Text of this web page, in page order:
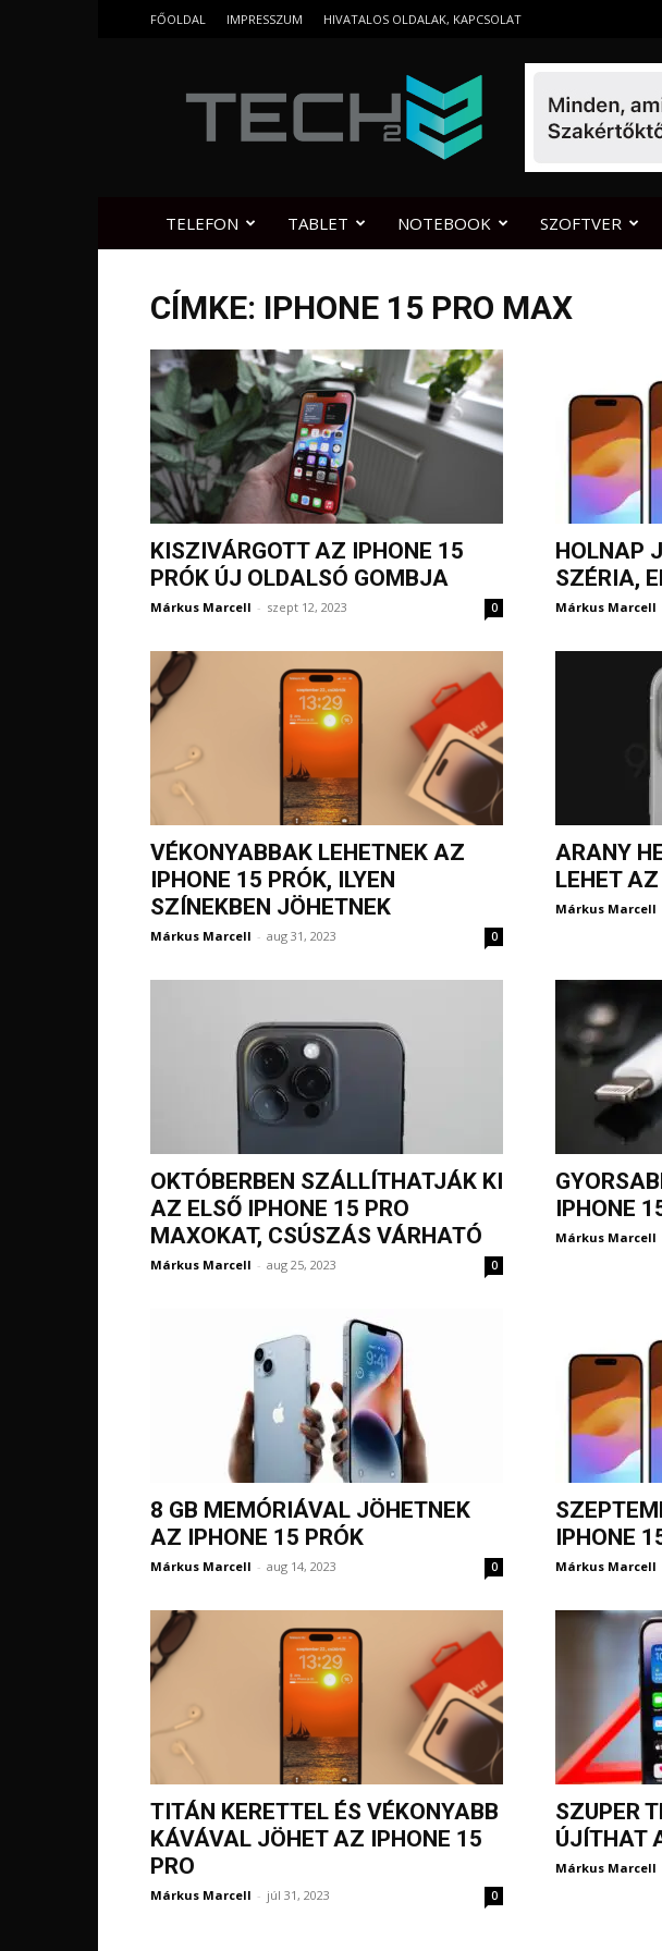
FŐOLDAL IMPRESSZUM HIVATALOS OLDALAK, KAPCSOLAT
TELEFON TABLET NOTEBOOK SZOFTVER
CÍMKE: IPHONE 15 PRO MAX
KISZIVÁRGOTT AZ IPHONE 15
PRÓK ÚJ OLDALSÓ GOMBJA
Márkus Marcell - szept 12, 2023 0
HOLNAP
SZÉRIA,
Márkus Marcell
VÉKONYABBAK LEHETNEK AZ
IPHONE 15 PRÓK, ILYEN
SZÍNEKBEN JÖHETNEK
Márkus Marcell - aug 31, 2023 0
ARANY
LEHET
Márkus Marcell
OKTÓBERBEN SZÁLLÍTHATJÁK KI
AZ ELSŐ IPHONE 15 PRO
MAXOKAT, CSÚSZÁS VÁRHATÓ
Márkus Marcell - aug 25, 2023 0
IPHONE
Márkus Marcell
8 GB MEMÓRIÁVAL JÖHETNEK
AZ IPHONE 15 PRÓK
Márkus Marcell - aug 14, 2023 0
IPHONE
Márkus Marcell
TITÁN KERETTEL ÉS VÉKONYABB
KÁVÁVAL JÖHET AZ IPHONE 15
PRO
Márkus Marcell - júl 31, 2023 0
SZUPER
ÚJÍTHAT
Márkus Marcell